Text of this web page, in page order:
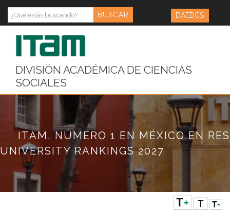
DAEDCS
DIVISIÓN ACADÉMICA DE CIENCIAS
SOCIALES
ITAM, NÚMERO 1 EN MÉXICO EN
UNIVERSITY RANKINGS 2027